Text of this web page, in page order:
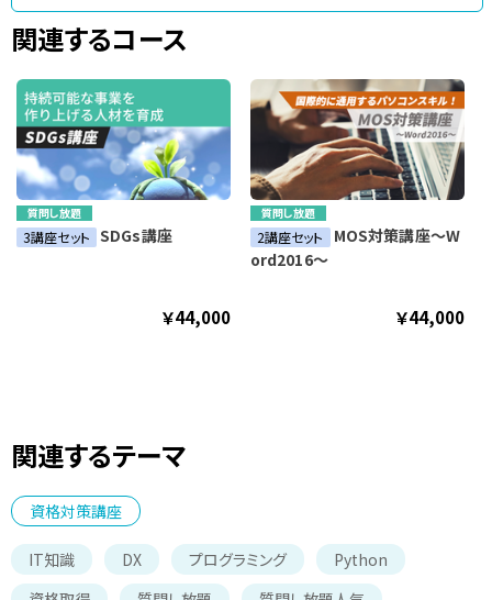
関連するコース
質問し放題
3講座セット SDGs講座
￥44,000
質問し放題
2講座セット MOS対策講座～W
ord2016～
￥44,000
関連するテーマ
資格対策講座
IT知識 DX プログラミング
Python